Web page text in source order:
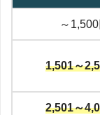
～1,500
1,501～
2,501～